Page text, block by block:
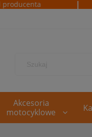
Akcesoria
motocyklowe